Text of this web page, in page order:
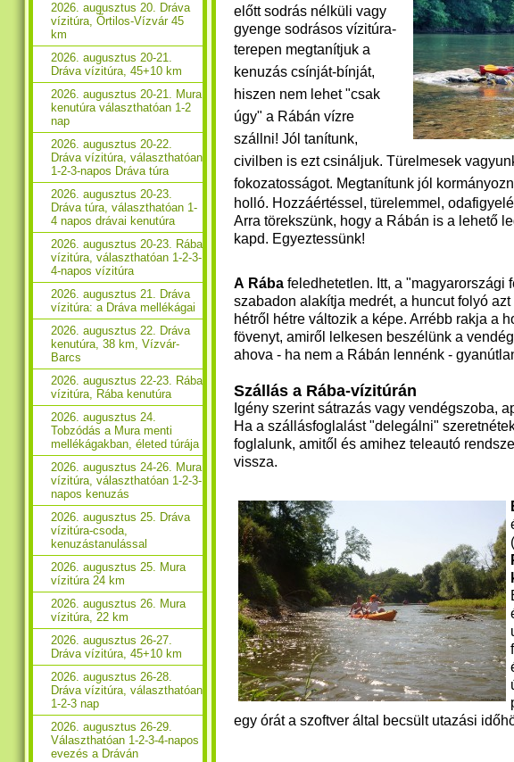
előtt sodrás nélküli vagy
gyenge sodrásos vízitúra-
terepen megtanítjuk a
kenuzás csínját-bínját,
hiszen nem lehet "csak
úgy" a Rábán vízre
szállni! Jól tanítunk,
civilben is ezt csináljuk. Türelmesek
fokozatosságot. Megtanítunk jól
holló. Hozzáértéssel, türelemmel,
Arra törekszünk, hogy a Rábán is a lehető
kapd. Egyeztessünk!
A Rába feledhetetlen. Itt, a "magyarországi
szabadon alakítja medrét, a huncut folyó
hétről hétre változik a képe. Arrébb rakja a
fövenyt, amiről lelkesen beszélünk a
ahova - ha nem a Rábán lennénk -
Szállás a Rába-vízitúrán
Igény szerint sátrazás vagy vendégszoba,
Ha a szállásfoglalást "delegálni"
foglalunk, amitől és amihez teleautó
vissza.
egy órát a szoftver által becsült utazási
2026. augusztus 20. Dráva
vízitúra, Őrtilos-Vízvár 45
km
2026. augusztus 20-21.
Dráva vízitúra, 45+10 km
2026. augusztus 20-21. Mura
kenutúra választhatóan 1-2
nap
2026. augusztus 20-22.
Dráva vízitúra, választhatóan
1-2-3-napos Dráva túra
2026. augusztus 20-23.
Dráva túra, választhatóan 1-
4 napos drávai kenutúra
2026. augusztus 20-23. Rába
vízitúra, választhatóan 1-2-3-
4-napos vízitúra
2026. augusztus 21. Dráva
vízitúra: a Dráva mellékágai
2026. augusztus 22. Dráva
kenutúra, 38 km, Vízvár-
Barcs
2026. augusztus 22-23. Rába
vízitúra, Rába kenutúra
2026. augusztus 24.
Tobzódás a Mura menti
mellékágakban, életed túrája
2026. augusztus 24-26. Mura
vízitúra, választhatóan 1-2-3-
napos kenuzás
2026. augusztus 25. Dráva
vízitúra-csoda,
kenuzástanulással
2026. augusztus 25. Mura
vízitúra 24 km
2026. augusztus 26. Mura
vízitúra, 22 km
2026. augusztus 26-27.
Dráva vízitúra, 45+10 km
2026. augusztus 26-28.
Dráva vízitúra, választhatóan
1-2-3 nap
2026. augusztus 26-29.
Választhatóan 1-2-3-4-napos
evezés a Dráván